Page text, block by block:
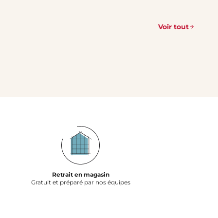
Voir tout
Retrait en magasin
Gratuit et préparé par nos équipes